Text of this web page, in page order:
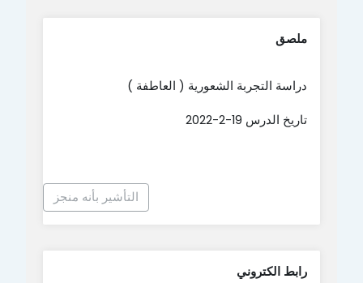
ملصق
دراسة التجربة الشعورية ( العاطفة )
تاريخ الدرس 19-2-2022
التأشير بأنه منجز
رابط الكتروني